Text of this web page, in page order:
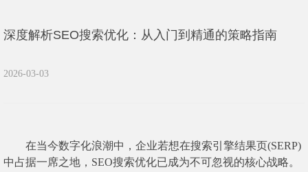
深度解析SEO搜索优化：从入门到精通的策略指南
2026-03-03
在当今数字化浪潮中，企业若想在搜索引擎结果页(SERP)
中占据一席之地，SEO搜索优化已成为不可忽视的核心战略。